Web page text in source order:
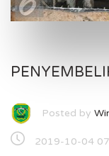
Posted by
2019-10-04